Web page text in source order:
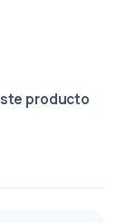
producto